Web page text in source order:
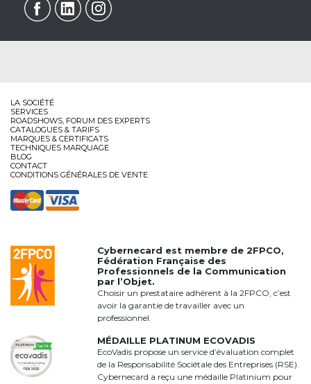
LA SOCIÉTÉ
SERVICES
ROADSHOWS, FORUM DES EXPERTS
CATALOGUES & TARIFS
MARQUES & CERTIFICATS
TECHNIQUES MARQUAGE
BLOG
CONTACT
CONDITIONS GÉNÉRALES DE VENTE
Cybernecard est membre de2FPCO,
Fédération Française des
Professionnels de la Communication
par l’Objet.
Choisir un prestataire adhérent à la 2FPCO, c’est
avoir la garantie de travailler avec un
professionnel.
MÉDAILLE PLATINUM ECOVADIS
EcoVadis propose un service d’évaluation complet
de la Responsabilité Sociétale des Entreprises (RSE).
Cybernecard a reçu une médaille Platinium pour